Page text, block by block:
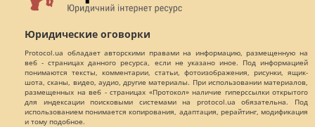
Юридические оговорки
Protocol.ua обладает авторскими правами на информацию, размещенную на
веб - страницах данного ресурса, если не указано иное. Под информацией
понимаются тексты, комментарии, статьи, фотоизображения, рисунки, ящик-
шота, сканы, видео, аудио, другие материалы. При использовании материалов,
размещенных на веб - страницах «Протокол» наличие гиперссылки открытого
для индексации поисковыми системами на protocol.ua обязательна. Под
использованием понимается копирования, адаптация, рерайтинг, модификация
и тому подобное.